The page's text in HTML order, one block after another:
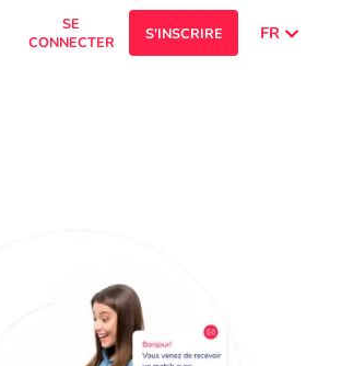
SE
CONNECTER
S'INSCRIRE FR